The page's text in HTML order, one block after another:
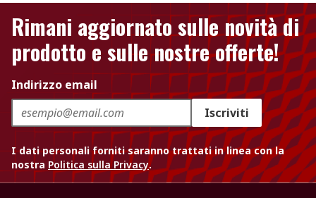
Rimani aggiornato sulle novità di
prodotto e sulle nostre offerte!
Indirizzo email
Iscriviti
I dati personali forniti saranno trattati in linea con la
nostra Politica sulla Privacy.